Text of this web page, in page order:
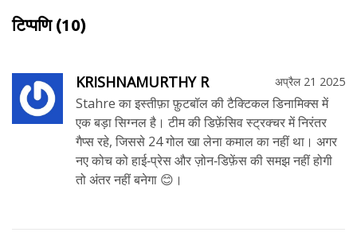
टिप्पणि (10)
KRISHNAMURTHY R अप्रैल 21 2025
Stahre का इस्तीफ़ा फ़ुटबॉल की टैक्टिकल डिनामिक्स में
एक बड़ा सिग्नल है। टीम की डिफ़ेंसिव स्ट्रक्चर में निरंतर
गैप्स रहे, जिससे 24 गोल खा लेना कमाल का नहीं था। अगर
नए कोच को हाई‑प्रेस और ज़ोन‑डिफ़ेंस की समझ नहीं होगी
तो अंतर नहीं बनेगा 😊।